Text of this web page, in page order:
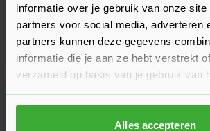
informatie over je gebruik van onze site
partners voor social media, adverteren
partners kunnen deze gegevens
informatie die je aan ze hebt verstrekt
verzameld op basis van je gebruik van
Alles accepteren
Heb je zelf ervaring met dit product? Laat
review achter, zo help je anderen met
dragen we samen bij aan een nog beter
Beoordeling schrijven
Veelgestelde vragen
Hier vind je antwoorden op de meest